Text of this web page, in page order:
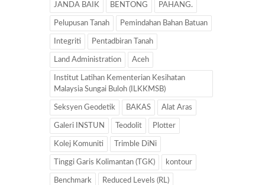
JANDA BAIK BENTONG PAHANG.
Pelupusan Tanah Pemindahan Bahan Batuan
Integriti Pentadbiran Tanah
Land Administration Aceh
Institut Latihan Kementerian Kesihatan
Malaysia Sungai Buloh (ILKKMSB)
Seksyen Geodetik BAKAS Alat Aras
Galeri INSTUN Teodolit Plotter
Kolej Komuniti Trimble DiNi
Tinggi Garis Kolimantan (TGK) kontour
Benchmark Reduced Levels (RL)